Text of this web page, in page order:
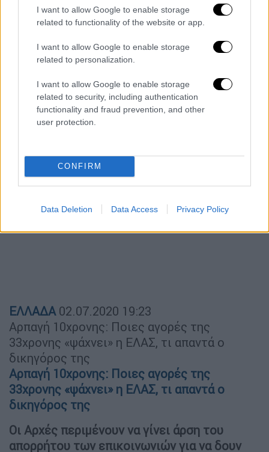
I want to allow Google to enable storage
related to functionality of the website or app.
I want to allow Google to enable storage
related to personalization.
I want to allow Google to enable storage
related to security, including authentication
functionality and fraud prevention, and other
user protection.
CONFIRM
Data Deletion Data Access Privacy Policy
φαινόμουν στην τηλεόραση.Είδα και τα
ονόματα που είχαν Μ..., από κάτω έγραφε Α…
και μετά έγραφε Φ... Μιλούσαν στα Αγγλικά»,
φέρεται να αποκάλυψε η 10χρονη.
ΕΛΛΑΔΑ 02.07.2020 19:23
Αρπαγή 10χρονης: Ποιες αγορές της
33χρονης «ψάχνει» η ΕΛΑΣ, τι απαντά ο
δικηγόρος της
Αρπαγή 10χρονης: Ποιες αγορές της
33χρονης «ψάχνει» η ΕΛΑΣ, τι απαντά ο
δικηγόρος της
Οι Αρχές περιμένουν να γίνει άρση του
απορρήτου των επικοινωνιών για να δουν